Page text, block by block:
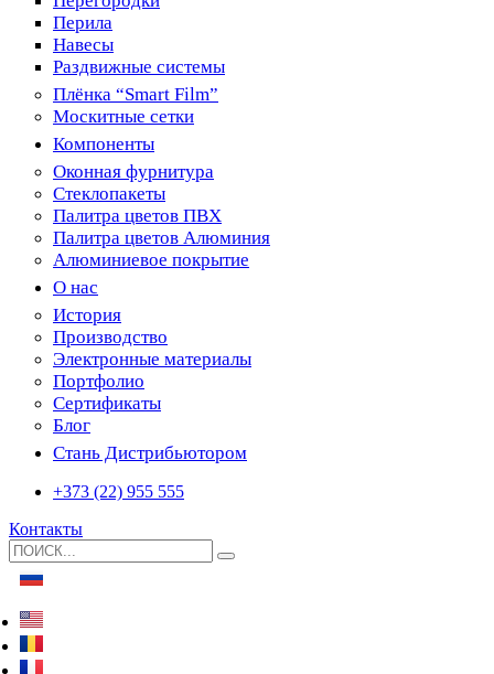
Перила
Навесы
Раздвижные системы
Плёнка “Smart Film”
Москитные сетки
Компоненты
Оконная фурнитура
Стеклопакеты
Палитра цветов ПВХ
Палитра цветов Алюминия
Алюминиевое покрытие
О нас
История
Производство
Электронные материалы
Портфолио
Сертификаты
Блог
Стань Дистрибьютором
+373 (22) 955 555
Контакты
Search
for: